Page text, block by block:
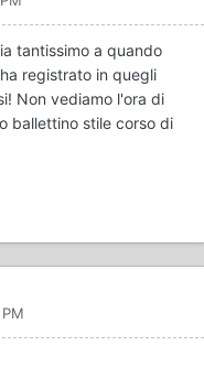
tantissimo a quando
registrato in quegli
Non vediamo l'ora di
ballettino stile corso di